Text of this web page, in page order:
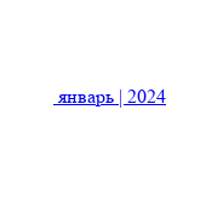
январь | 2024